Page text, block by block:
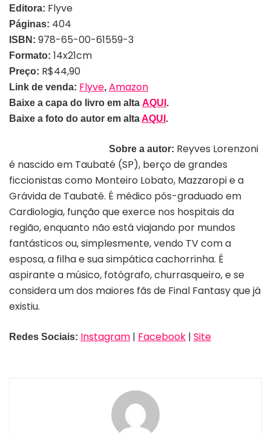
Editora: Flyve
Páginas: 404
ISBN: 978-65-00-61559-3
Formato: 14x21cm
Preço: R$44,90
Link de venda: Flyve, Amazon
Baixe a capa do livro em alta AQUI .
Baixe a foto do autor em altaAQUI .
Sobre a autor: Reyves Lorenzoni
é nascido em Taubaté (SP), berço de grandes
ficcionistas como Monteiro Lobato, Mazzaropi e a
Grávida de Taubaté. É médico pós-graduado em
Cardiologia, função que exerce nos hospitais da
região, enquanto não está viajando por mundos
fantásticos ou, simplesmente, vendo TV com a
esposa, a filha e sua simpática cachorrinha. É
aspirante a músico, fotógrafo, churrasqueiro, e se
considera um dos maiores fãs de Final Fantasy que já
existiu.
Redes Sociais: Instagram | Facebook | Site